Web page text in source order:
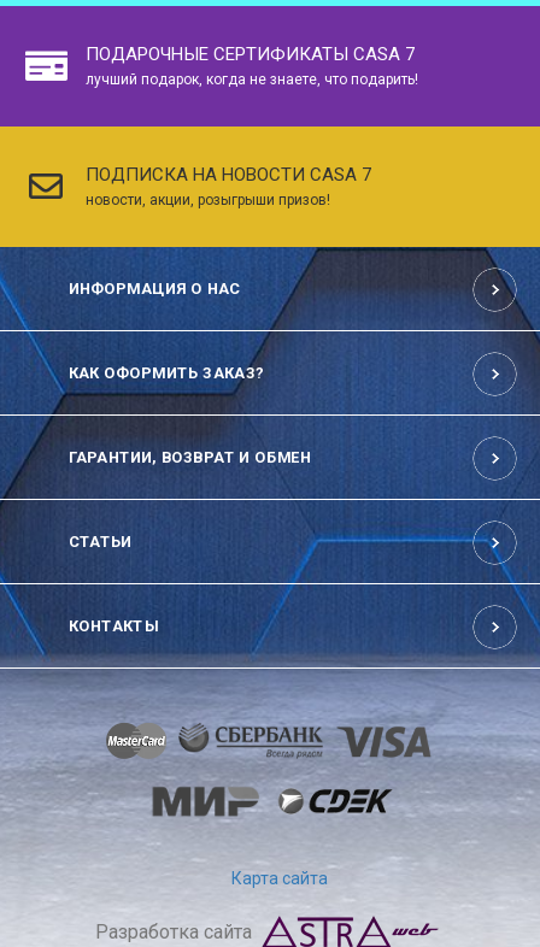
ПОДАРОЧНЫЕ СЕРТИФИКАТЫ CASA 7
лучший подарок, когда не знаете, что подарить!
ПОДПИСКА НА НОВОСТИ CASA 7
новости, акции, розыгрыши призов!
ИНФОРМАЦИЯ О НАС
КАК ОФОРМИТЬ ЗАКАЗ?
ГАРАНТИИ, ВОЗВРАТ И ОБМЕН
СТАТЬИ
КОНТАКТЫ
Карта сайта
Разработка сайта